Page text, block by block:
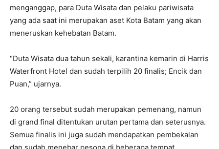
menganggap, para Duta Wisata dan pelaku pariwisata
yang ada saat ini merupakan aset Kota Batam yang akan
meneruskan kehebatan Batam.
“Duta Wisata dua tahun sekali, karantina kemarin di Harris
Waterfront Hotel dan sudah terpilih 20 finalis; Encik dan
Puan,” ujarnya.
20 orang tersebut sudah merupakan pemenang, namun
di grand final ditentukan urutan pertama dan seterusnya.
Semua finalis ini juga sudah mendapatkan pembekalan